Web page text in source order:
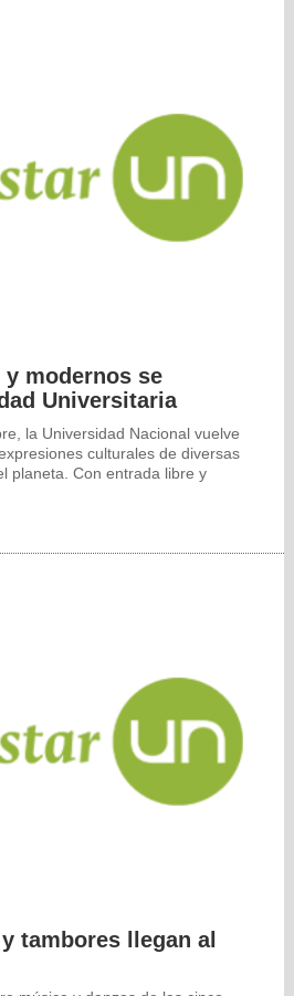
modernos se
Universitaria
la Universidad Nacional vuelve
culturales de diversas
planeta. Con entrada libre y
tambores llegan al